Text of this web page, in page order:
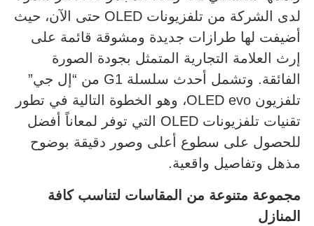
لدى الشركة من تلفزيونات OLED حتى الآن، حيث
أضيفت لها طرازات جديدة ومشوقة قائمة على
إرث العلامة التجارية المتمثل بجودة الصورة
الفائقة. وتشمل أحدث سلسلة G1 من “إل جي”
تلفزيون OLED evo، وهو الخطوة التالية في تطور
تقنيات تلفزيونات OLED التي توفر لمعاناً أفضل
للحصول على سطوع أعلى وصور دقيقة بوضوح
مذهل وتفاصيل واقعية.
مجموعة متنوعة من المقاسات لتناسب كافة
المنازل